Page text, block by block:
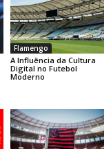
Flamengo
A Influência da Cultura
Digital no Futebol
Moderno